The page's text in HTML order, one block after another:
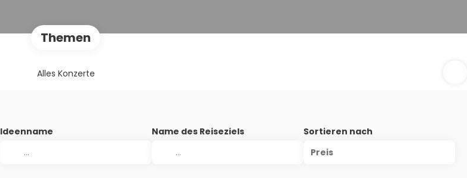
Themen
Alles Konzerte
Ideenname Name des Reiseziels
Sortieren nach
Preis